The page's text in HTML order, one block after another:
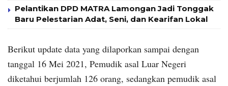
Pelantikan DPD MATRA Lamongan Jadi Tonggak
Baru Pelestarian Adat, Seni, dan Kearifan Lokal
Berikut update data yang dilaporkan sampai dengan
tanggal 16 Mei 2021, Pemudik asal Luar Negeri
diketahui berjumlah 126 orang, sedangkan pemudik asal